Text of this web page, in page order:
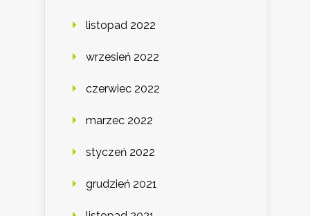
listopad 2022
wrzesień 2022
czerwiec 2022
marzec 2022
styczeń 2022
grudzień 2021